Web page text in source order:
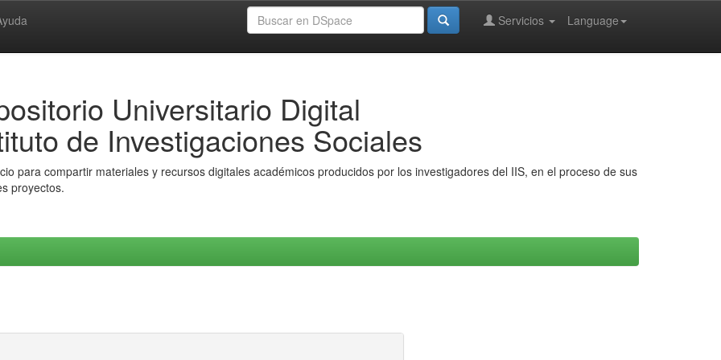
Language
Servicios
Universitario Digital
de Investigaciones Sociales
para compartir materiales y recursos digitales académicos producidos por los investigadores del IIS, en el proceso de sus
proyectos.